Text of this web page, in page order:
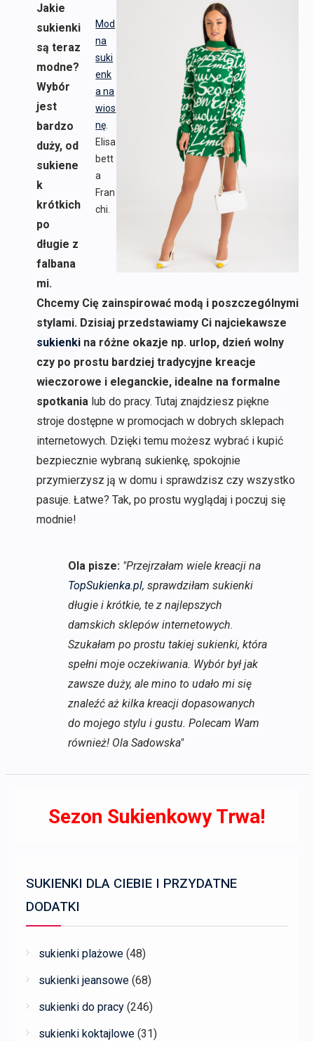
Mod
na
suki
enk
a na
wios
nę
Elisa
bett
a
Fran
chi.
Jakie
sukienki
są teraz
modne?
Wybór
jest
bardzo
duży, od
sukiene
k
krótkich
po
długie z
falbana
mi.
Chcemy Cię zainspirować modą i poszczególnymi
stylami. Dzisiaj przedstawiamy Ci najciekawsze
sukienkina różne okazje np. urlop, dzień wolny
czy po prostu bardziej tradycyjne kreacje
wieczorowe i eleganckie, idealne na formalne
spotkanialub do pracy. Tutaj znajdziesz piękne
stroje dostępne w promocjach w dobrych sklepach
internetowych. Dzięki temu możesz wybrać i kupić
bezpiecznie wybraną sukienkę, spokojnie
przymierzysz ją w domu i sprawdzisz czy wszystko
pasuje. Łatwe? Tak, po prostu wyglądaj i poczuj się
modnie!
Ola pisze: "Przejrzałam wiele kreacji na
TopSukienka.pl, sprawdziłam sukienki
długie i krótkie, te z najlepszych
damskich sklepów internetowych.
Szukałam po prostu takiej sukienki, która
spełni moje oczekiwania. Wybór był jak
zawsze duży, ale mino to udało mi się
znaleźć aż kilka kreacji dopasowanych
do mojego stylu i gustu. Polecam Wam
również! Ola Sadowska"
Sezon Sukienkowy Trwa!
SUKIENKI DLA CIEBIE I PRZYDATNE
DODATKI
sukienki plażowe (48)
sukienki jeansowe (68)
sukienki do pracy (246)
sukienki koktajlowe (31)